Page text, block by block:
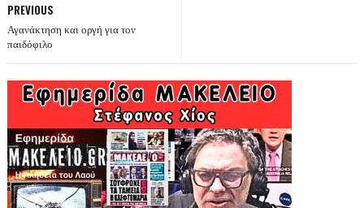
PREVIOUS
Αγανάκτηση και οργή για τον
παιδόφιλο